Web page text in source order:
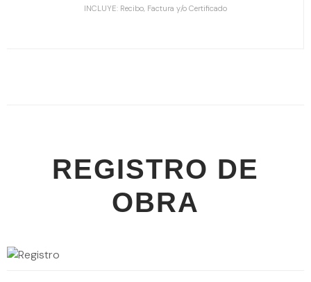
INCLUYE: Recibo, Factura y/o Certificado
REGISTRO DE
OBRA